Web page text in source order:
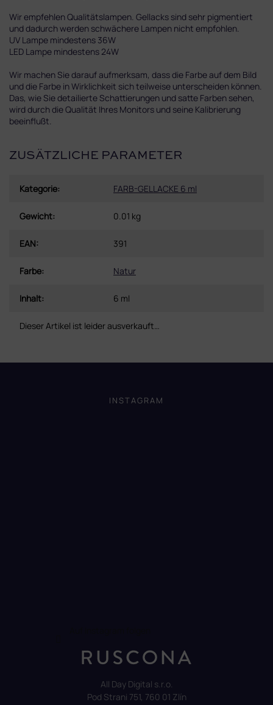
Wir empfehlen Qualitätslampen. Gellacks sind sehr pigmentiert
und dadurch werden schwächere Lampen nicht empfohlen.
UV Lampe mindestens 36W
LED Lampe mindestens 24W
Wir machen Sie darauf aufmerksam, dass die Farbe auf dem Bild
und die Farbe in Wirklichkeit sich teilweise unterscheiden können.
Das, wie Sie detailierte Schattierungen und satte Farben sehen,
wird durch die Qualität Ihres Monitors und seine Kalibrierung
beeinflußt.
ZUSÄTZLICHE PARAMETER
Kategorie: FARB-GELLACKE 6 ml
Gewicht: 0.01 kg
EAN: 391
Farbe: Natur
Inhalt: 6 ml
Dieser Artikel ist leider ausverkauft…
INSTAGRAM
All Day Digital s.r.o.
Pod Strani 751, 760 01 Zlín